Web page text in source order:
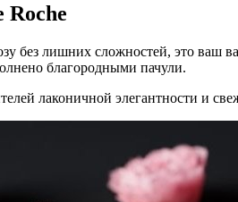
Roche
без лишних сложностей, это ваш
благородными пачули.
лаконичной элегантности и